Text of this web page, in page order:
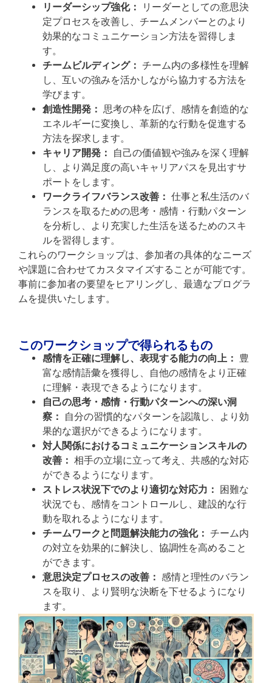
リーダーシップ強化：
リーダーとしての意思決
定プロセスを改善し、チームメンバーとのより
効果的なコミュニケーション方法を習得しま
す。
チームビルディング： チーム内の多様性を理解
し、互いの強みを活かしながら協力する方法を
学びます。
創造性開発： 思考の枠を広げ、感情を創造的な
エネルギーに変換し、革新的な行動を促進する
方法を探求します。
キャリア開発：
自己の価値観や強みを深く理解
し、より満足度の高いキャリアパスを見出すサ
ポートをします。
ワークライフバランス改善： 仕事と私生活のバ
ランスを取るための思考・感情・行動パターン
を分析し、より充実した生活を送るためのスキ
ルを習得します。
これらのワークショップは、参加者の具体的なニーズ
や課題に合わせてカスタマイズすることが可能です。
事前に参加者の要望をヒアリングし、最適なプログラ
ムを提供いたします。
このワークショップで得られるもの
感情を正確に理解し、表現する能力の向上： 豊
富な感情語彙を獲得し、自他の感情をより正確
に理解・表現できるようになります。
自己の思考・感情・行動パターンへの深い洞
察：
自分の習慣的なパターンを認識し、より効
果的な選択ができるようになります。
対人関係におけるコミュニケーションスキルの
改善： 相手の立場に立って考え、共感的な対応
ができるようになります。
ストレス状況下でのより適切な対応力： 困難な
状況でも、感情をコントロールし、建設的な行
動を取れるようになります。
チームワークと問題解決能力の強化： チーム内
の対立を効果的に解決し、協調性を高めること
ができます。
意思決定プロセスの改善： 感情と理性のバラン
スを取り、より賢明な決断を下せるようになり
ます。